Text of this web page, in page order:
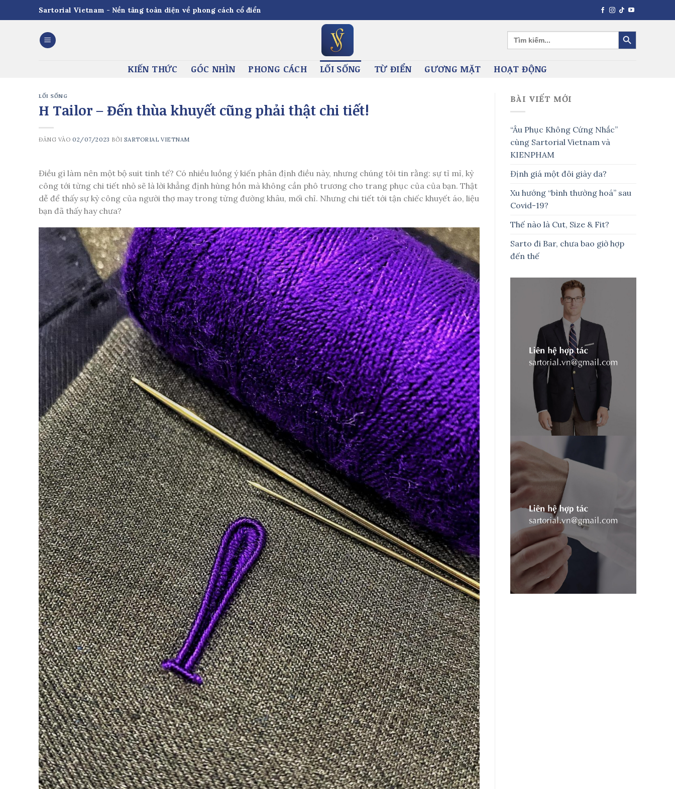
to
Sartorial Vietnam - Nền tảng toàn diện về phong cách cổ điển
Search
for:
SEARCH BUTTON
KIẾN THỨC GÓC NHÌN PHONG CÁCH LỐI SỐNG TỪ ĐIỂN GƯƠNG MẶT HOẠT ĐỘNG
LỐI SỐNG
H Tailor – Đến thùa khuyết cũng phải thật chi tiết!
ĐĂNG VÀO 02/07/2023 BỞISARTORIAL VIETNAM
Điều gì làm nên một bộ suit tinh tế? Có nhiều luồng ý kiến phân định điều này, nhưng chúng tôi tin rằng: sự tỉ mỉ, kỳ
công tới từng chi tiết nhỏ sẽ là lời khẳng định hùng hồn mà không cần phô trương cho trang phục của của bạn. Thật
dễ để thấy sự kỳ công của người thợ may trong từng đường khâu, mối chỉ. Nhưng chi tiết tới tận chiếc khuyết áo, liệu
bạn đã thấy hay chưa?
BÀI VIẾT MỚI
“Âu Phục Không Cứng Nhắc”
cùng Sartorial Vietnam và
KIENPHAM
Định giá một đôi giày da?
Xu hướng “bình thường hoá” sau
Covid-19?
Thế nào là Cut, Size & Fit?
Sarto đi Bar, chưa bao giờ hợp
đến thế